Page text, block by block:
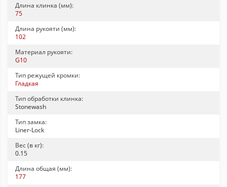
Длина клинка (мм):
75
Длина рукояти (мм):
102
Материал рукояти:
G10
Тип режущей кромки:
Гладкая
Тип обработки клинка:
Stonewash
Тип замка:
Liner-Lock
Вес (в кг):
0.15
Длина общая (мм):
177